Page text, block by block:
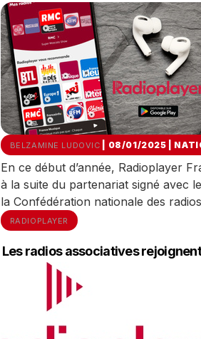
BELZAMINE LUDOVIC | 08/01/2025
En ce début d’année, Radioplayer
à la suite du partenariat signé avec
la Confédération nationale des
RADIOPLAYER
Les radios associatives